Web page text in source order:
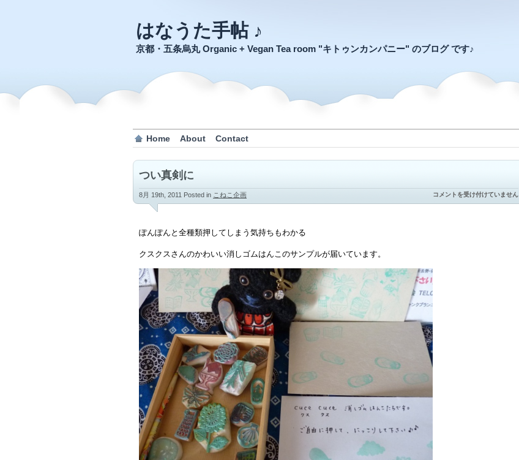
はなうた手帖 ♪
京都・五条烏丸 Organic + Vegan Tea room "キトゥンカンパニー" のブログ です♪
Home About Contact
つい真剣に
8月 19th, 2011 Posted in こねこ企画
つ
い
コメントを受け付けていません
ぽんぽんと全種類押してしまう気持ちもわかる
クスクスさんのかわいい消しゴムはんこのサンプルが届いています。